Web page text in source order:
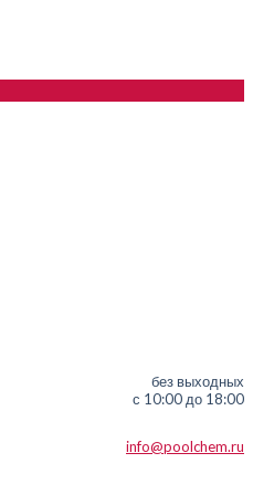
без выходных
с 10:00 до 18:00
info@poolchem.ru